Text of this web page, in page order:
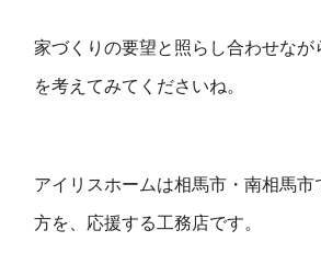
家づくりの要望と照らし合わせなが
を考えてみてくださいね。
アイリスホームは相馬市・南相馬市
方を、応援する工務店です。